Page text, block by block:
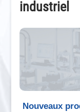
industriel
Nouveaux